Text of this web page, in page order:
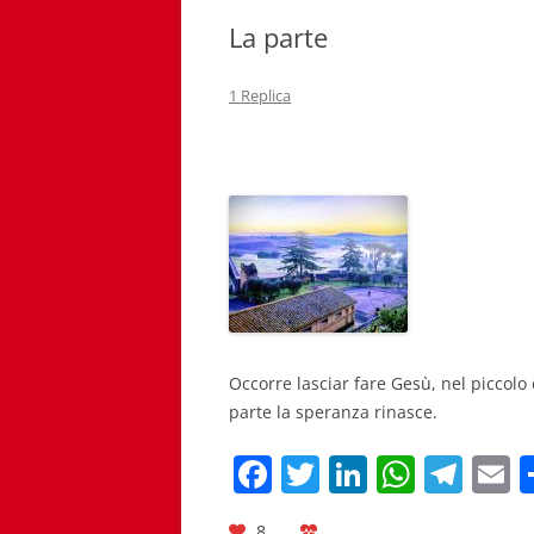
La parte
1 Replica
Occorre lasciar fare Gesù, nel
parte la speranza rinasce.
F T Li W T E